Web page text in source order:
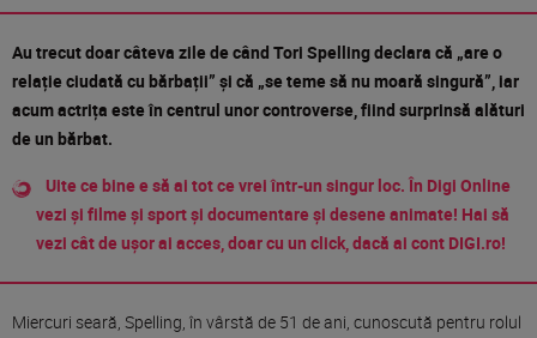
Au trecut doar câteva zile de când Tori Spelling declara că „are o
relație ciudată cu bărbații” și că „se teme să nu moară singură”, iar
acum actrița este în centrul unor controverse, fiind surprinsă alături
de un bărbat.
Uite ce bine e să ai tot ce vrei într-un singur loc. În Digi Online
vezi și filme și sport și documentare și desene animate! Hai să
vezi cât de ușor ai acces, doar cu un click, dacă ai cont DIGI.ro!
Miercuri seară, Spelling, în vârstă de 51 de ani, cunoscută pentru rolul